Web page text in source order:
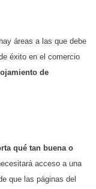
áreas a las que debe
éxito en el comercio
de
qué tan buena o
acceso a una
que las páginas del